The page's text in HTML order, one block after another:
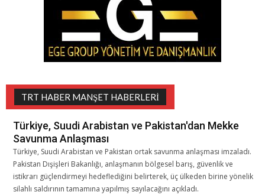
TRT HABER MANŞET HABERLERI
Türkiye, Suudi Arabistan ve Pakistan'dan Mekke
Savunma Anlaşması
Türkiye, Suudi Arabistan ve Pakistan ortak savunma anlaşması imzaladı.
Pakistan Dışişleri Bakanlığı, anlaşmanın bölgesel barış, güvenlik ve
istikrarı güçlendirmeyi hedeflediğini belirterek, üç ülkeden birine yönelik
silahlı saldırının tamamına yapılmış sayılacağını açıkladı.